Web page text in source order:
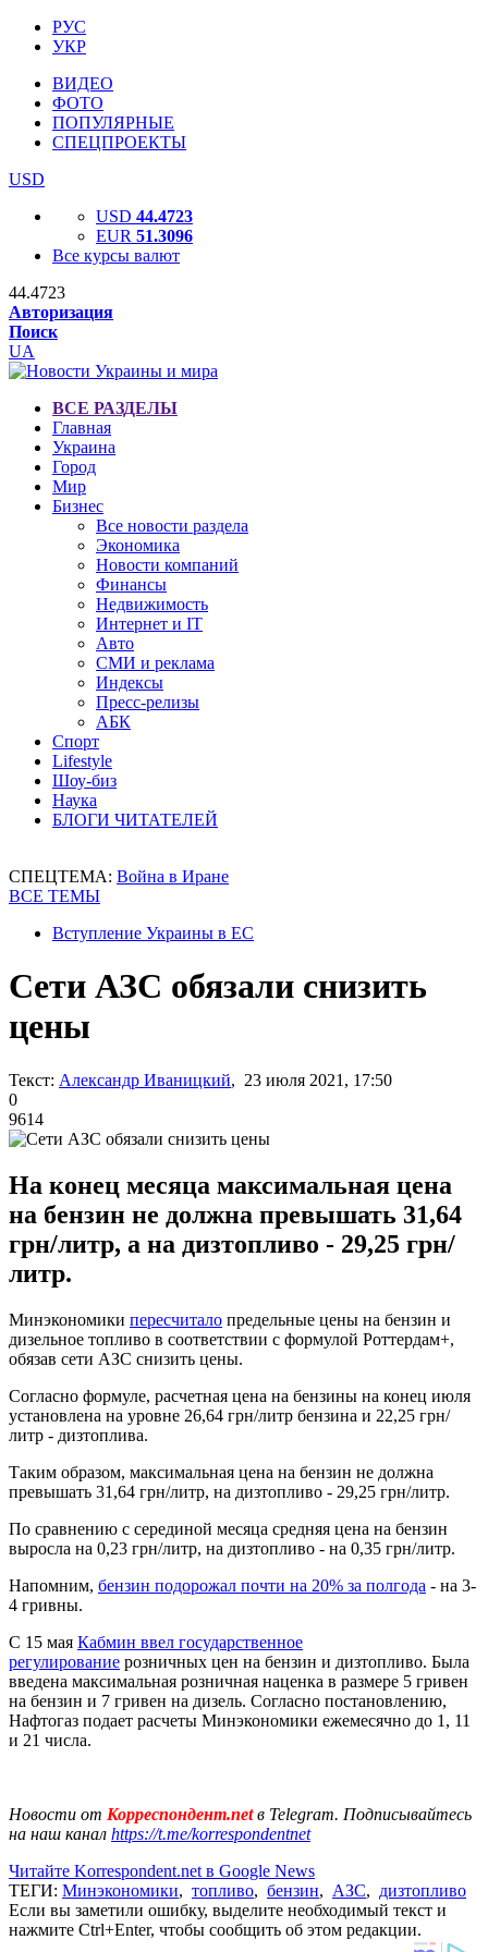
РУС
УКР
ВИДЕО
ФОТО
ПОПУЛЯРНЫЕ
СПЕЦПРОЕКТЫ
USD
USD 44.4723
EUR 51.3096
Все курсы валют
44.4723
Авторизация
Поиск
UA
ВСЕ РАЗДЕЛЫ
Главная
Украина
Город
Мир
Бизнес
Все новости раздела
Экономика
Новости компаний
Финансы
Недвижимость
Интернет и IT
Авто
СМИ и реклама
Индексы
Пресс-релизы
АБК
Спорт
Lifestyle
Шоу-биз
Наука
БЛОГИ ЧИТАТЕЛЕЙ
СПЕЦТЕМА: Война в Иране
ВСЕ ТЕМЫ
Вступление Украины в ЕС
Сети АЗС обязали снизить
цены
Текст: Александр Иваницкий, 23 июля 2021, 17:50
0
9614
На конец месяца максимальная цена
на бензин не должна превышать 31,64
грн/литр, а на дизтопливо - 29,25 грн/
литр.
Минэкономики пересчитало предельные цены на бензин и
дизельное топливо в соответствии с формулой Роттердам+,
обязав сети АЗС снизить цены.
Согласно формуле, расчетная цена на бензины на конец июля
установлена на уровне 26,64 грн/литр бензина и 22,25 грн/
литр - дизтоплива.
Таким образом, максимальная цена на бензин не должна
превышать 31,64 грн/литр, на дизтопливо - 29,25 грн/литр.
По сравнению с серединой месяца средняя цена на бензин
выросла на 0,23 грн/литр, на дизтопливо - на 0,35 грн/литр.
Напомним, бензин подорожал почти на 20% за полгода - на 3-
4 гривны.
С 15 мая Кабмин ввел государственное
регулирование розничных цен на бензин и дизтопливо. Была
введена максимальная розничная наценка в размере 5 гривен
на бензин и 7 гривен на дизель. Согласно постановлению,
Нафтогаз подает расчеты Минэкономики ежемесячно до 1, 11
и 21 числа.
Новости от Корреспондент.netв Telegram. Подписывайтесь
на наш канал https://t.me/korrespondentnet
Читайте Korrespondent.net в Google News
ТЕГИ: Минэкономики, топливо, бензин, АЗС, дизтопливо
Если вы заметили ошибку, выделите необходимый текст и
нажмите Ctrl+Enter, чтобы сообщить об этом редакции.